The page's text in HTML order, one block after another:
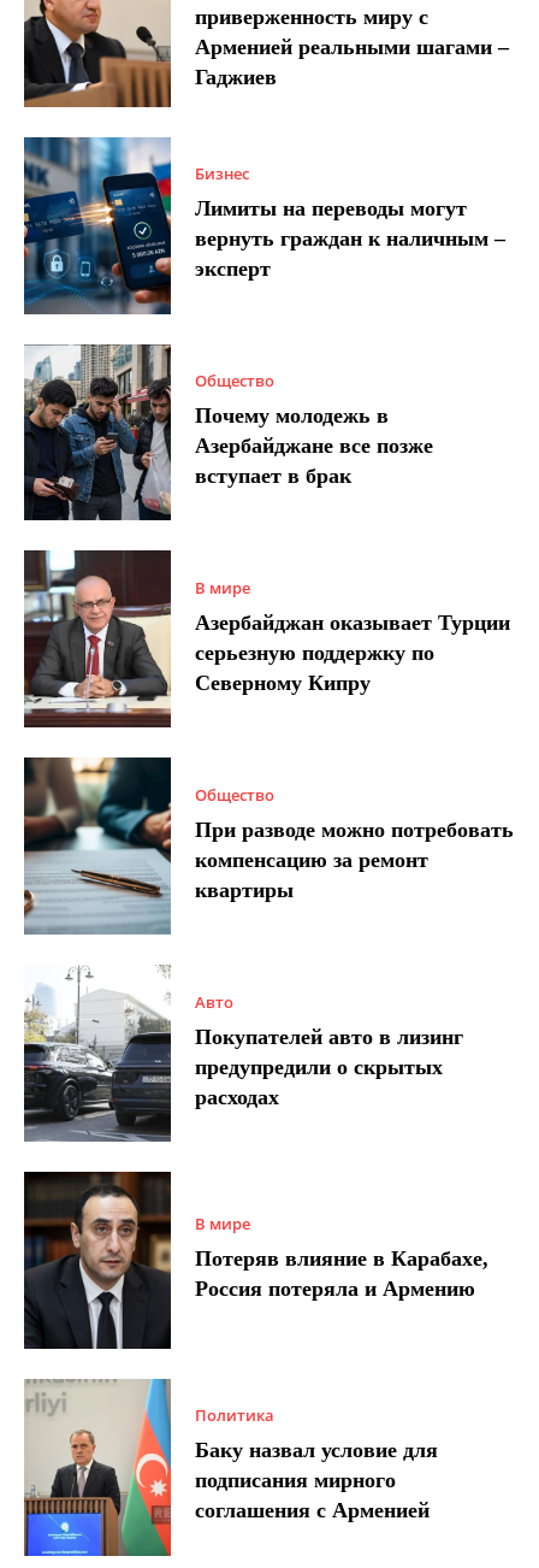
приверженность миру с
Арменией реальными шагами –
Гаджиев
Бизнес
Лимиты на переводы могут
вернуть граждан к наличным –
эксперт
Общество
Почему молодежь в
Азербайджане все позже
вступает в брак
В мире
Азербайджан оказывает Турции
серьезную поддержку по
Северному Кипру
Общество
При разводе можно потребовать
компенсацию за ремонт
квартиры
Авто
Покупателей авто в лизинг
предупредили о скрытых
расходах
В мире
Потеряв влияние в Карабахе,
Россия потеряла и Армению
Политика
Баку назвал условие для
подписания мирного
соглашения с Арменией